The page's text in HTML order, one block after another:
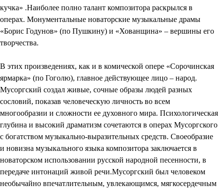
кучка» .Наиболее полно талант композитора раскрылся в
операх. Монументальные новаторские музыкальные драмы
«Борис Годунов» (по Пушкину) и «Хованщина» – вершины его
творчества.
В этих произведениях, как и в комической опере «Сорочинская
ярмарка» (по Гоголю), главное действующее лицо – народ.
Мусоргский создал живые, сочные образы людей разных
сословий, показав человеческую личность во всем
многообразии и сложности ее духовного мира. Психологическая
глубина и высокий драматизм сочетаются в операх Мусоргского
с богатством музыкально-выразительных средств. Своеобразие
и новизна музыкального языка композитора заключается в
новаторском использовании русской народной песенности, в
передаче интонаций живой речи.Мусоргский был человеком
необычайно впечатлительным, увлекающимся, мягкосердечным